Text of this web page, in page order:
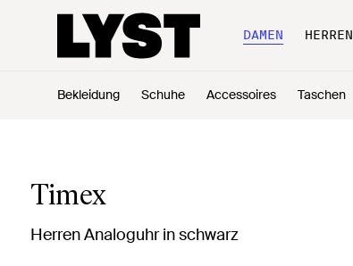
DAMEN HERREN
Bekleidung Schuhe Accessoires Taschen
Timex
Herren Analoguhr in schwarz